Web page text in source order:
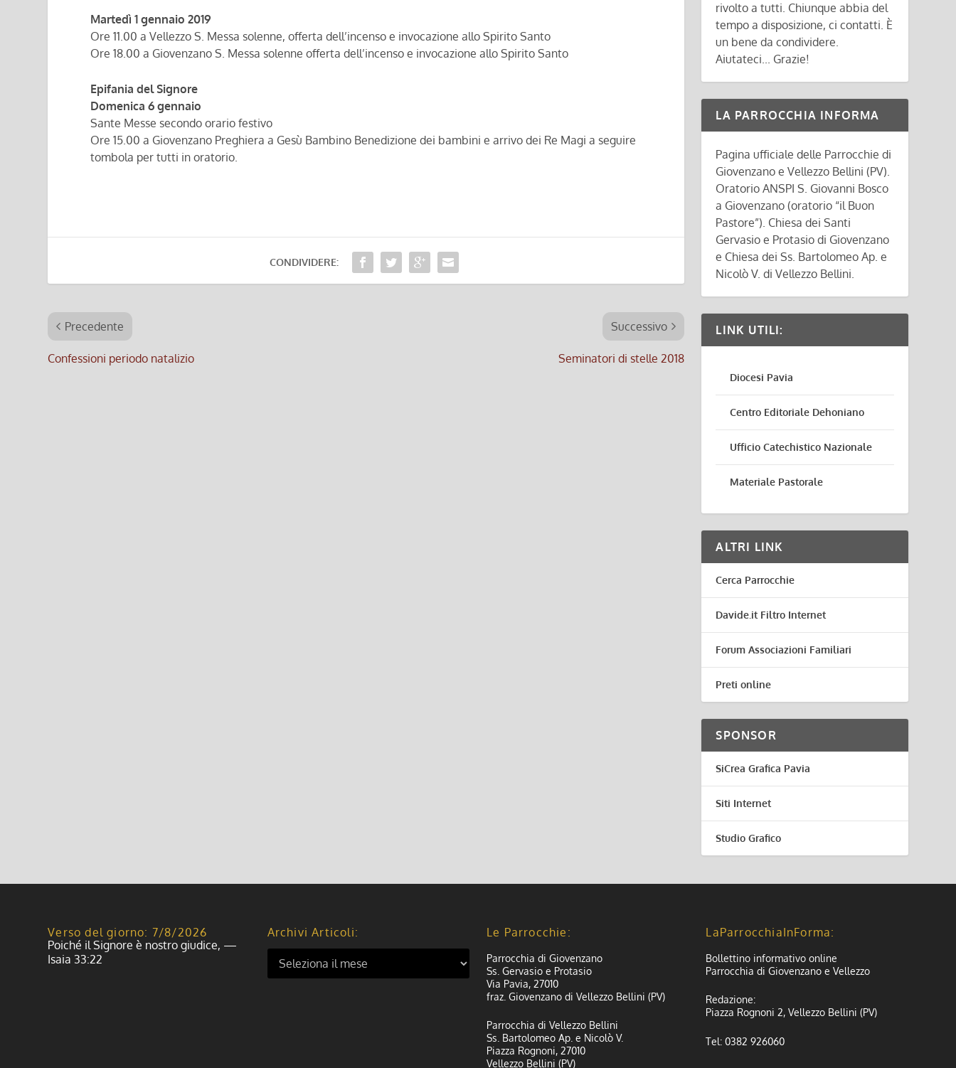
Martedì 1 gennaio 2019
Ore 11.00 a Vellezzo S. Messa solenne, offerta dell’incenso e invocazione allo Spirito Santo
Ore 18.00 a Giovenzano S. Messa solenne offerta dell’incenso e invocazione allo Spirito Santo
Epifania del Signore
Domenica 6 gennaio
Sante Messe secondo orario festivo
Ore 15.00 a Giovenzano Preghiera a Gesù Bambino Benedizione dei bambini e arrivo dei Re Magi a seguire
tombola per tutti in oratorio.
CONDIVIDERE:
Precedente
Confessioni periodo natalizio
Successivo
Seminatori di stelle 2018
rivolto a tutti. Chiunque abbia del
tempo a disposizione, ci contatti. È
un bene da condividere.
Aiutateci... Grazie!
LA PARROCCHIA INFORMA
Pagina ufficiale delle Parrocchie di
Giovenzano e Vellezzo Bellini (PV).
Oratorio ANSPI S. Giovanni Bosco
a Giovenzano (oratorio “il Buon
Pastore”). Chiesa dei Santi
Gervasio e Protasio di Giovenzano
e Chiesa dei Ss. Bartolomeo Ap. e
Nicolò V. di Vellezzo Bellini.
LINK UTILI:
Diocesi Pavia
Centro Editoriale Dehoniano
Ufficio Catechistico Nazionale
Materiale Pastorale
ALTRI LINK
Cerca Parrocchie
Davide.it Filtro Internet
Forum Associazioni Familiari
Preti online
SPONSOR
SiCrea Grafica Pavia
Siti Internet
Studio Grafico
Verso del giorno: 7/8/2026
Poiché il Signore è nostro giudice, —
Isaia 33:22
Archivi Articoli: Le Parrocchie:
Parrocchia di Giovenzano
Ss. Gervasio e Protasio
Via Pavia, 27010
fraz. Giovenzano di Vellezzo Bellini (PV)
Parrocchia di Vellezzo Bellini
Ss. Bartolomeo Ap. e Nicolò V.
Piazza Rognoni, 27010
Vellezzo Bellini (PV)
LaParrocchiaInForma:
Bollettino informativo online
Parrocchia di Giovenzano e Vellezzo
Redazione:
Piazza Rognoni 2, Vellezzo Bellini (PV)
Tel: 0382 926060